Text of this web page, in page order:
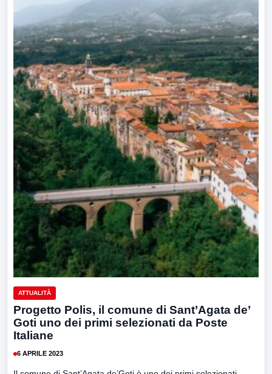
ATTUALITÀ
Progetto Polis, il comune di Sant’Agata de’
Goti uno dei primi selezionati da Poste
Italiane
6 APRILE 2023